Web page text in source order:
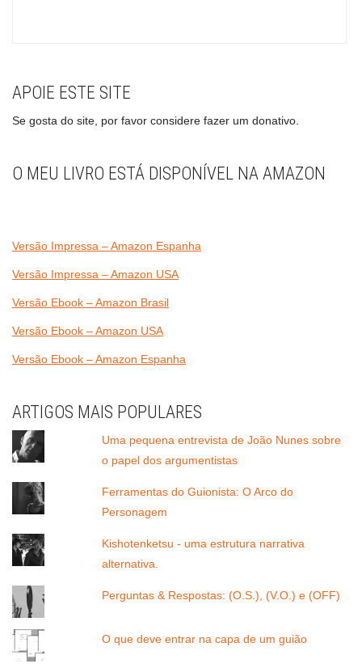
APOIE ESTE SITE
Se gosta do site, por favor considere fazer um donativo.
O MEU LIVRO ESTÁ DISPONÍVEL NA AMAZON
Versão Impressa – Amazon Espanha
Versão Impressa – Amazon USA
Versão Ebook – Amazon Brasil
Versão Ebook – Amazon USA
Versão Ebook – Amazon Espanha
ARTIGOS MAIS POPULARES
Uma pequena entrevista de João Nunes sobre
o papel dos argumentistas
Ferramentas do Guionista: O Arco do
Personagem
Kishotenketsu - uma estrutura narrativa
alternativa.
Perguntas & Respostas: (O.S.), (V.O.) e (OFF)
O que deve entrar na capa de um guião